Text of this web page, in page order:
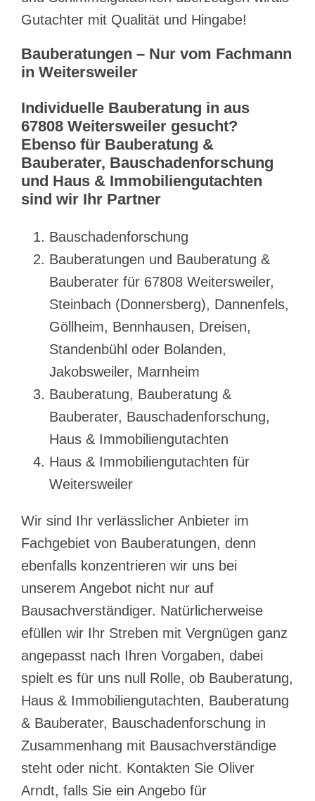
Gutachter mit Qualität und Hingabe!
Bauberatungen – Nur vom Fachmann
in Weitersweiler
Individuelle Bauberatung in aus
67808 Weitersweiler gesucht?
Ebenso für Bauberatung &
Bauberater, Bauschadenforschung
und Haus & Immobiliengutachten
sind wir Ihr Partner
Bauschadenforschung
Bauberatungen und Bauberatung &
Bauberater für 67808 Weitersweiler,
Steinbach (Donnersberg), Dannenfels,
Göllheim, Bennhausen, Dreisen,
Standenbühl oder Bolanden,
Jakobsweiler, Marnheim
Bauberatung, Bauberatung &
Bauberater, Bauschadenforschung,
Haus & Immobiliengutachten
Haus & Immobiliengutachten für
Weitersweiler
Wir sind Ihr verlässlicher Anbieter im
Fachgebiet von Bauberatungen, denn
ebenfalls konzentrieren wir uns bei
unserem Angebot nicht nur auf
Bausachverständiger. Natürlicherweise
efüllen wir Ihr Streben mit Vergnügen ganz
angepasst nach Ihren Vorgaben, dabei
spielt es für uns null Rolle, ob Bauberatung,
Haus & Immobiliengutachten, Bauberatung
& Bauberater, Bauschadenforschung in
Zusammenhang mit Bausachverständige
steht oder nicht. Kontakten Sie Oliver
Arndt, falls Sie ein Angebo für